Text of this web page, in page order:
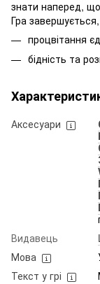
знати наперед,
Гра
процвітання
бідність та
Аксесуари
Видавець
Мова
Текст у грі